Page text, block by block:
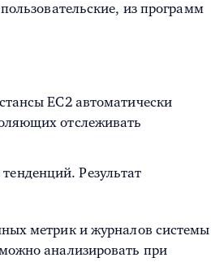
из программ
ЕС2 автоматически
отслеживать
Результат
метрик и журналов системы
анализировать при